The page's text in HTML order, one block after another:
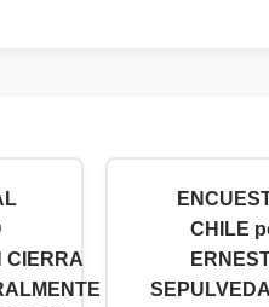
CIERRA
CHILE